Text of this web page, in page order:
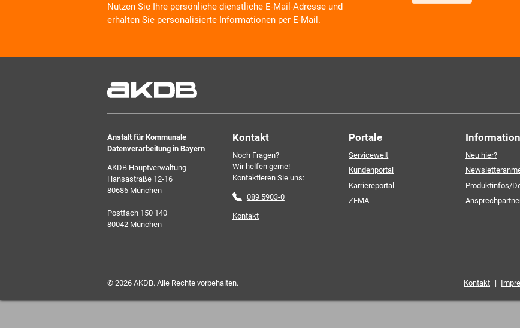
Nutzen Sie Ihre persönliche dienstliche E-Mail-Adresse und
erhalten Sie personalisierte Informationen per E-Mail.
Arbeitskreise und Umfragen in allen Produktbereichen des AKDB
kostenlos. Aber auch schnell und ressourcenschonend, eben ganz
zeitgemäß digital. Dafür benötigen wir Ihre Einwilligung, die Sie
jederzeit widerrufen können.
Ich erkläre mich mit
einverstanden.
Anstalt für Kommunale
Datenverarbeitung in Bayern
AKDB Hauptverwaltung
Hansastraße 12-16
80686 München
Postfach 150 140
80042 München
Kontakt
Noch Fragen?
Wir helfen gerne!
Kontaktieren Sie uns:
089 5903-0
Kontakt
Portale
Servicewelt
Kundenportal
Karriereportal
ZEMA
Information
Neu hier?
Produktinfos/
© 2026 AKDB. Alle Rechte vorbehalten. Kontakt |